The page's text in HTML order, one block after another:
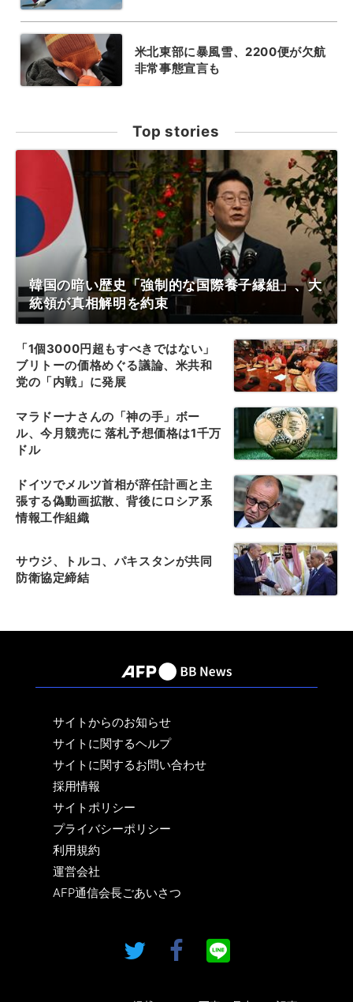
米北東部に暴風雪、2200便が欠航
非常事態宣言も
Top stories
韓国の暗い歴史「強制的な国際養子縁組」、大
統領が真相解明を約束
「1個3000円超もすべきではない」
ブリトーの価格めぐる議論、米共和
党の「内戦」に発展
マラドーナさんの「神の手」ボー
ル、今月競売に 落札予想価格は1千万
ドル
ドイツでメルツ首相が辞任計画と主
張する偽動画拡散、背後にロシア系
情報工作組織
サウジ、トルコ、パキスタンが共同
防衛協定締結
サイトからのお知らせ
サイトに関するヘルプ
サイトに関するお問い合わせ
採用情報
サイトポリシー
プライバシーポリシー
利用規約
運営会社
AFP通信会長ごあいさつ